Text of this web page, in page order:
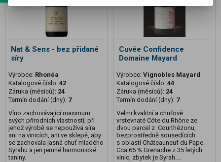
Nat & Sens - bez přidané
síry
Výrobce: Rhonéa
Katalogové číslo: 42
Záruka (měsíců): 24
Termín dodání (dny): 7
Víno zachovávající maximum
svých přírodních vlastností, při
jehož výrobě se nepoužívá síra
ani na vinicích, ani ve sklepě, aby
se zachovala jasná chuť mladého
Syrahu a jen jemné harmonické
taniny.
Cuvée Confidence
Domaine Mayard
Výrobce: Vignobles Mayard
Katalogové číslo: 44
Záruka (měsíců): 24
Termín dodání (dny): 7
Velmi kvalitní a chuťově
vrstevnaté Côte du Rhône ze
dvou parcel z Courthézonu,
bezprostředně sousedících
s oblastí Chȃteauneuf du Pape.
Cca 65 % Grenache z 35 letých
vinic, zbytek je Syrah....